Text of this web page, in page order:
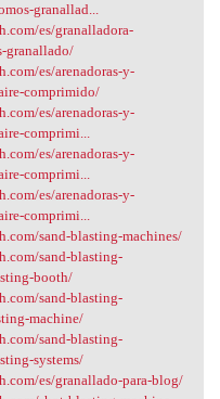
granallad...
es/granalladora-
granallado/
es/arenadoras-y-
comprimido/
es/arenadoras-y-
comprimi...
es/arenadoras-y-
comprimi...
es/arenadoras-y-
comprimi...
sand-blasting-machines/
sand-blasting-
booth/
sand-blasting-
machine/
sand-blasting-
systems/
es/granallado-para-blog/